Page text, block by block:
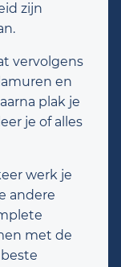
zijn
vervolgens
en
plak je
je of alles
werk je
andere
met de